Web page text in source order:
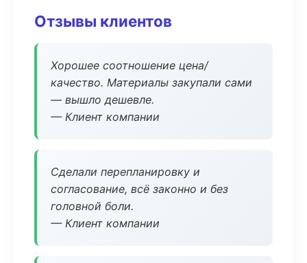
Отзывы клиентов
Хорошее соотношение цена/
качество. Материалы закупали сами
— вышло дешевле.
— Клиент компании
Сделали перепланировку и
согласование, всё законно и без
головной боли.
— Клиент компании